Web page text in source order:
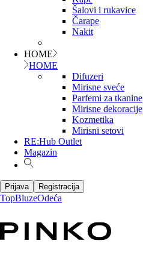
Šalovi i rukavice
Čarape
Nakit
HOME
HOME
Difuzeri
Mirisne sveće
Parfemi za tkanine
Mirisne dekoracije
Kozmetika
Mirisni setovi
RE:Hub Outlet
Magazin
Prijava Registracija
TopBluzeOdeća